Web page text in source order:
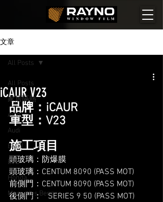
文章
All Posts
家居隔熱
Aion
Audi
BMW
BYD
Honda
Mercedes Benz
All Posts
iCAUR V23
品牌：iCAUR
車型：V23
施工項目
頭玻璃：防爆膜
頭玻璃：CENTUM 8090 (PASS MOT)
前側門：CENTUM 8090 (PASS MOT)
後側門：   SERIES 9 50 (PASS MOT)